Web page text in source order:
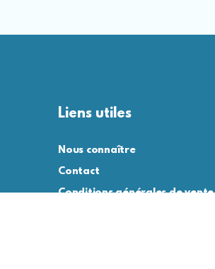
Liens utiles
Nous connaître
Contact
Conditions générales de vente